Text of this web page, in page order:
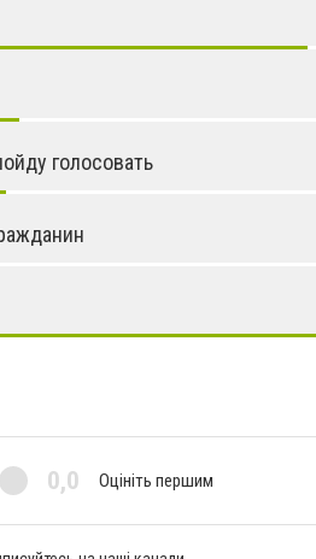
голосовать
0,0 Оцініть першим